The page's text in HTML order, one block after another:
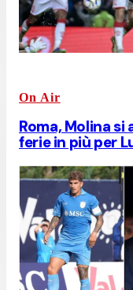
On Air
Roma, Molina
ferie in più per